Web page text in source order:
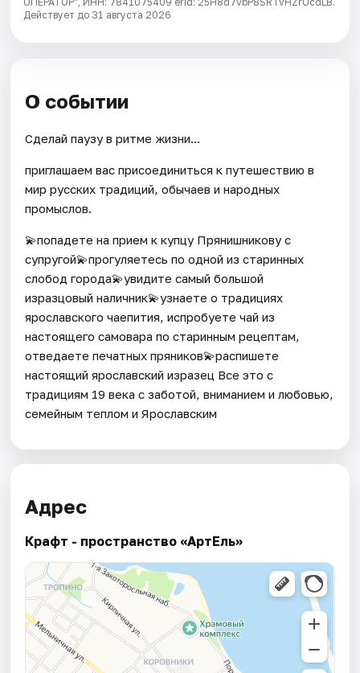
Действует до 31 августа 2026
О событии
Сделай паузу в ритме жизни...
приглашаем вас присоединиться к путешествию в
мир русских традиций, обычаев и народных
промыслов.
💫попадете на прием к купцу Прянишникову с
супругой💫прогуляетесь по одной из старинных
слобод города💫увидите самый большой
изразцовый наличник💫узнаете о традициях
ярославского чаепития, испробуете чай из
настоящего самовара по старинным рецептам,
отведаете печатных пряников💫распишете
настоящий ярославский изразец Все это с
традициям 19 века с заботой, вниманием и любовью,
семейным теплом и Ярославским
Адрес
Крафт - пространство «АртЕль»